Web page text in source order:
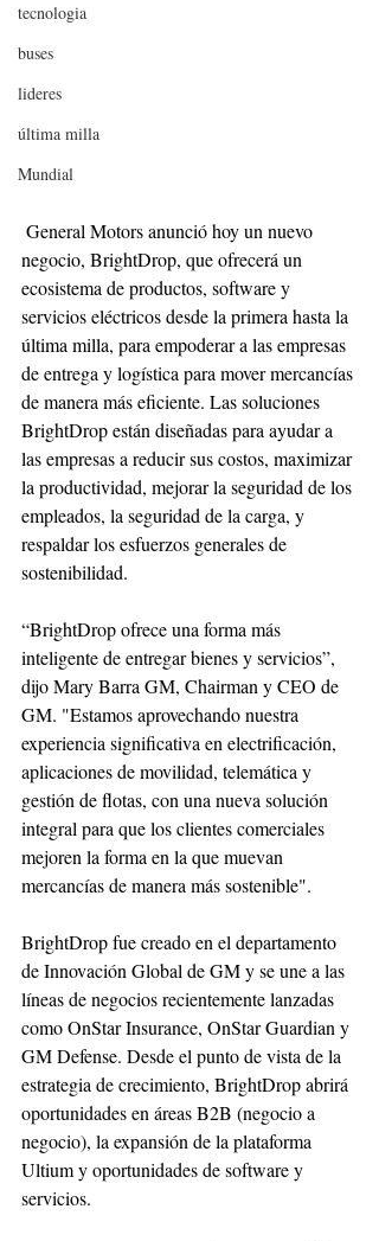
tecnologia
buses
lideres
última milla
Mundial
negocio, BrightDrop, que ofrecerá un
ecosistema de productos, software y
servicios eléctricos desde la primera hasta la
última milla, para empoderar a las empresas
de entrega y logística para mover mercancías
de manera más eficiente. Las soluciones
BrightDrop están diseñadas para ayudar a
las empresas a reducir sus costos, maximizar
la productividad, mejorar la seguridad de los
empleados, la seguridad de la carga, y
respaldar los esfuerzos generales de
sostenibilidad.
“BrightDrop ofrece una forma más
inteligente de entregar bienes y servicios”,
dijo Mary Barra GM, Chairman y CEO de
GM. "Estamos aprovechando nuestra
experiencia significativa en electrificación,
aplicaciones de movilidad, telemática y
gestión de flotas, con una nueva solución
integral para que los clientes comerciales
mejoren la forma en la que muevan
mercancías de manera más sostenible".
BrightDrop fue creado en el departamento
de Innovación Global de GM y se une a las
líneas de negocios recientemente lanzadas
como OnStar Insurance, OnStar Guardian y
GM Defense. Desde el punto de vista de la
estrategia de crecimiento, BrightDrop abrirá
oportunidades en áreas B2B (negocio a
negocio), la expansión de la plataforma
Ultium y oportunidades de software y
servicios.